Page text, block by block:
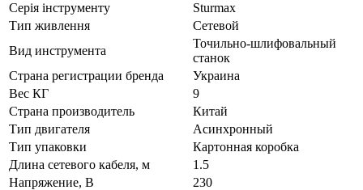
Серія інструменту
Sturmax
Тип живлення
Сетевой
Вид инструмента
Точильно-шлифовальный
станок
Страна регистрации бренда
Украина
Вес КГ
9
Страна производитель
Китай
Тип двигателя
Асинхронный
Тип упаковки
Картонная коробка
Длина сетевого кабеля, м
1.5
Напряжение, В
230